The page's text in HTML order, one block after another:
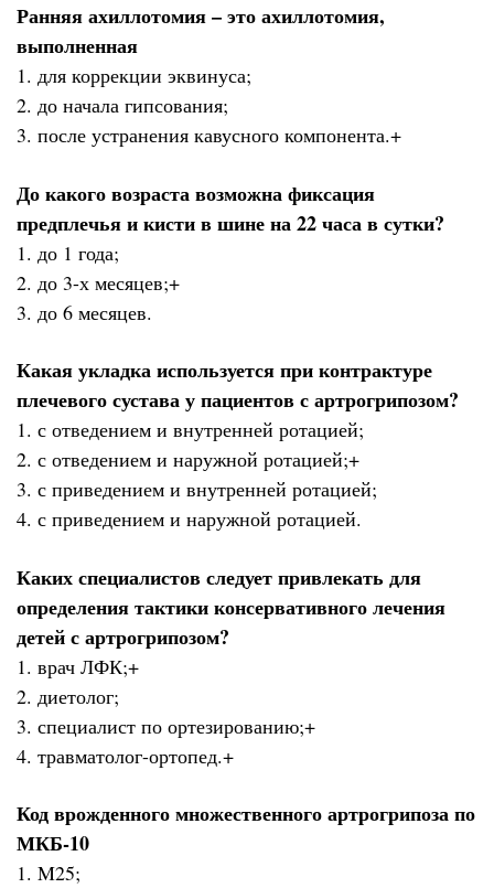
Ранняя ахиллотомия – это ахиллотомия,
выполненная
1. для коррекции эквинуса;
2. до начала гипсования;
3. после устранения кавусного компонента.+
До какого возраста возможна фиксация
предплечья и кисти в шине на 22 часа в сутки?
1. до 1 года;
2. до 3-х месяцев;+
3. до 6 месяцев.
Какая укладка используется при контрактуре
плечевого сустава у пациентов с артрогрипозом?
1. с отведением и внутренней ротацией;
2. с отведением и наружной ротацией;+
3. с приведением и внутренней ротацией;
4. с приведением и наружной ротацией.
Каких специалистов следует привлекать для
определения тактики консервативного лечения
детей с артрогрипозом?
1. врач ЛФК;+
2. диетолог;
3. специалист по ортезированию;+
4. травматолог-ортопед.+
Код врожденного множественного артрогрипоза по
МКБ-10
1. M25;